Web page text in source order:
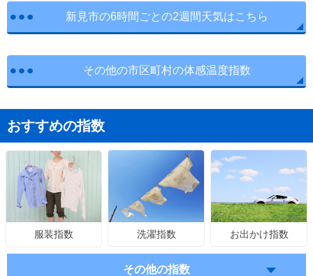
新見市の6時間ごとの2週間天気はこちら
その他の市区町村の体感温度指数
おすすめの指数
服装指数 洗濯指数 お出かけ指数
その他の指数